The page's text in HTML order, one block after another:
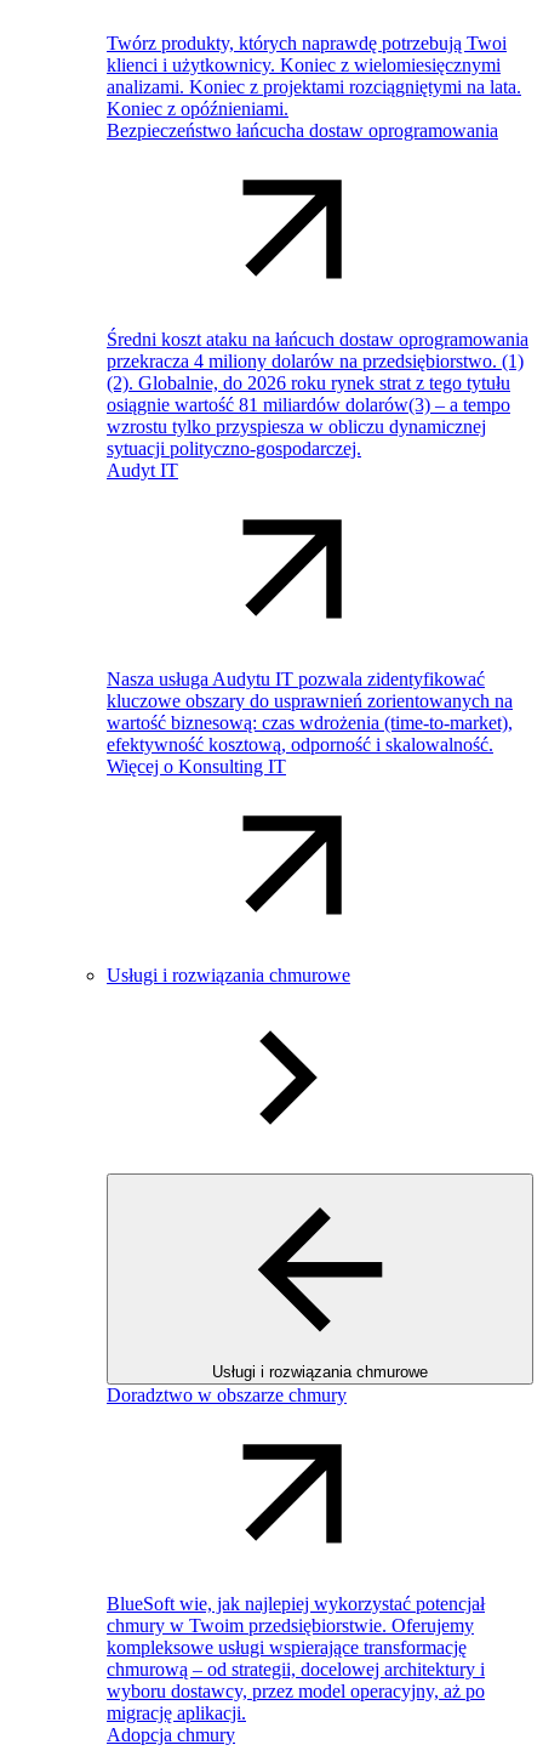
Twórz produkty, których naprawdę potrzebują Twoi
klienci i użytkownicy. Koniec z wielomiesięcznymi
analizami. Koniec z projektami rozciągniętymi na lata.
Koniec z opóźnieniami.
Bezpieczeństwo łańcucha dostaw oprogramowania
Średni koszt ataku na łańcuch dostaw oprogramowania
przekracza 4 miliony dolarów na przedsiębiorstwo. (1)
(2). Globalnie, do 2026 roku rynek strat z tego tytułu
osiągnie wartość 81 miliardów dolarów(3) – a tempo
wzrostu tylko przyspiesza w obliczu dynamicznej
sytuacji polityczno-gospodarczej.
Audyt IT
Nasza usługa Audytu IT pozwala zidentyfikować
kluczowe obszary do usprawnień zorientowanych na
wartość biznesową: czas wdrożenia (time-to-market),
efektywność kosztową, odporność i skalowalność.
Więcej o Konsulting IT
Usługi i rozwiązania chmurowe
Usługi i rozwiązania chmurowe
Doradztwo w obszarze chmury
BlueSoft wie, jak najlepiej wykorzystać potencjał
chmury w Twoim przedsiębiorstwie. Oferujemy
kompleksowe usługi wspierające transformację
chmurową – od strategii, docelowej architektury i
wyboru dostawcy, przez model operacyjny, aż po
migrację aplikacji.
Adopcja chmury